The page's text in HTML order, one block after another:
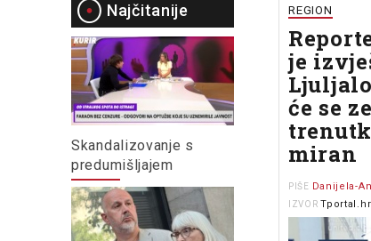
Najčitanije
Skandalizovanje s
predumišljajem
REGION
je
će se
miran
PIŠE Danijela-
IZVOR Tportal.hr